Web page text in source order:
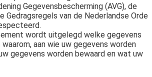
Gegevensbescherming (AVG), de
Gedragsregels van de Nederlandse Orde
wordt uitgelegd welke gegevens
aan wie uw gegevens worden
gegevens worden bewaard en wat uw